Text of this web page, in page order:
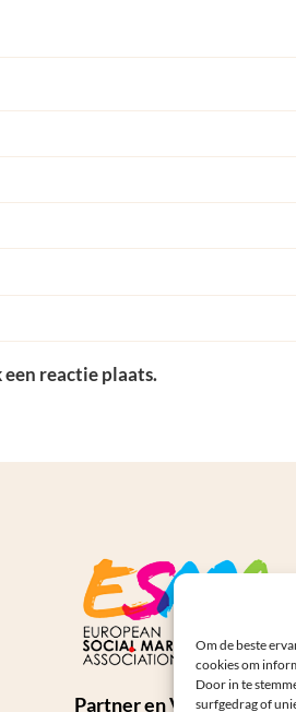
Om de beste
cookies om
Door in te
surfgedrag of
reactie plaats.
Partner en